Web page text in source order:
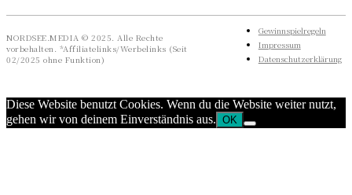
NORDSEE.MEDIA © 2025. Alle Rechte
vorbehalten. *Affiliatelinks/Werbelinks (Seit
02/2025 ohne Funktion)
Gewinnspielregeln
Impressum
Datenschutzerklärung
Diese Website benutzt Cookies. Wenn du die Website weiter nutzt,
gehen wir von deinem Einverständnis aus. OK